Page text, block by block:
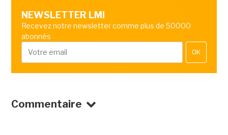
NEWSLETTER LMI
Recevez notre newsletter comme plus de 50000
abonnés
OK
Commentaire